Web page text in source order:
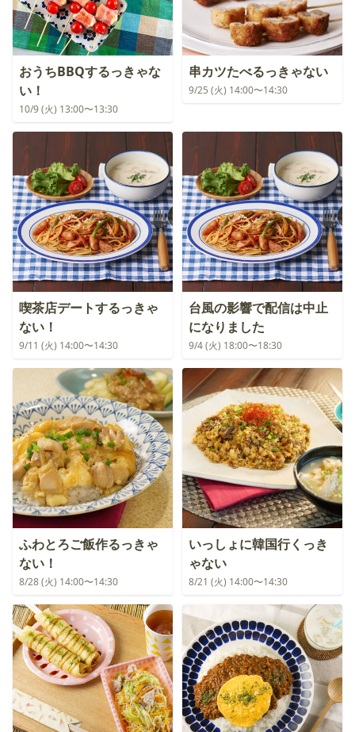
おうちBBQするっきゃな
い！
10/9 (火) 13:00〜13:30
串カツたべるっきゃない
9/25 (火) 14:00〜14:30
喫茶店デートするっきゃ
ない！
9/11 (火) 14:00〜14:30
台風の影響で配信は中止
になりました
9/4 (火) 18:00〜18:30
ふわとろご飯作るっきゃ
ない！
8/28 (火) 14:00〜14:30
いっしょに韓国行くっき
ゃない
8/21 (火) 14:00〜14:30